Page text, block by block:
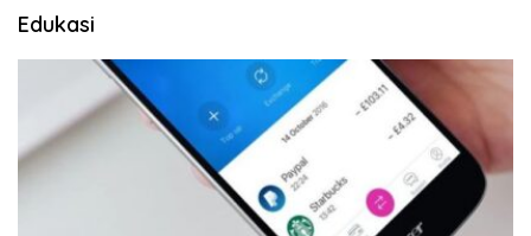
Edukasi